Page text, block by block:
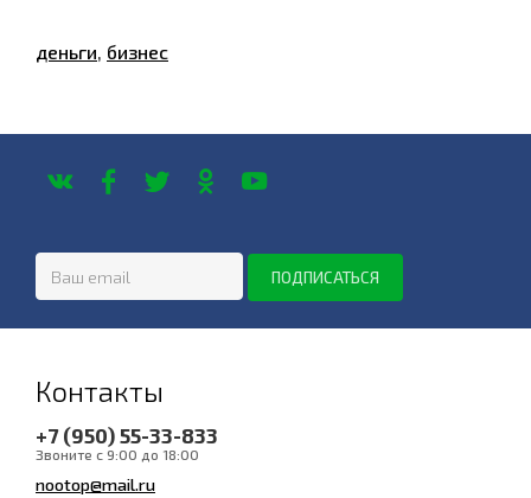
деньги бизнес
Контакты
+7 (950) 55-33-833
Звоните с 9:00 до 18:00
nootop@mail.ru